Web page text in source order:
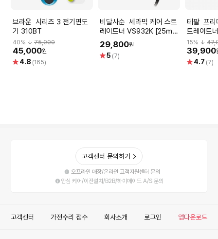
브라운 시리즈 3 전기면도
기 310BT
40% ↓ 75,000
45,000원
별 4.8 (165)
비달사순 세라믹 케어 스트
레이트너 VS932K [25mm
열판 / 6단계 온도조절 / 회
전식 코드]
29,800원
별5 (7)
테팔 프리미엄케어 7/7 스
트레이트
HS7460 [
코팅 /
스피드 예
15% ↓
39,900
별 4.7 (7)
고객센터 문의하기
오프라인 매장/온라인 고객지원센터 문의
안심 케어/이전설치/B2B/하이메이드 A/S 문의
고객센터 가전수리 접수 회사소개 로그인 앱다운로드